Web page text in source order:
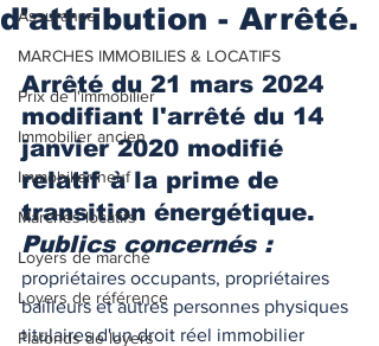
Assurance
MARCHES IMMOBILIES & LOCATIFS
Prix de l'immobilier
Immobilier ancien
Immobilier neuf
Marchés locatifs
Loyers de marché
Loyers de référence
Plafonds de loyers
d'attribution - Arrêté.
Arrêté du 21 mars 2024
modifiant l'arrêté du 14
janvier 2020 modifié
relatif à la prime de
transition énergétique.
Publics concernés :
propriétaires occupants, propriétaires
bailleurs et autres personnes physiques
titulaires d'un droit réel immobilier